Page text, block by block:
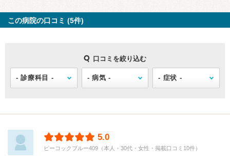
この病院の口コミ (5件)
口コミを絞り込む
5.0
ピーコックブルー409（本人・30代・女性・掲載口コミ10件）